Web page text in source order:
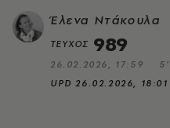
Έλενα Ντάκουλα
ΤΕΥΧΟΣ 989
26.02.2026, 17:59
UPD26.02.2026, 18:01